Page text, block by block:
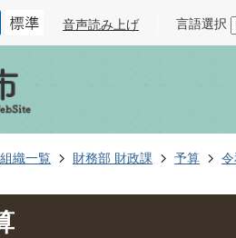
音声読み上げ 言語選択
組織一覧 財務部 財政課 予算